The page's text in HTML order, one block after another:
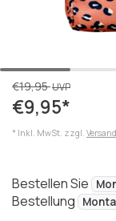
€19,95UVP
€9,95*
* Inkl. MwSt. zzgl.
Bestellen Sie
Bestellung